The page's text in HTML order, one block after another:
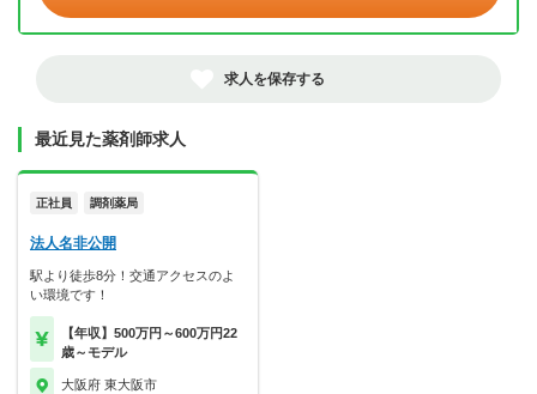
求人を保存する
最近見た薬剤師求人
正社員 調剤薬局
法人名非公開
駅より徒歩8分！交通アクセスのよ
い環境です！
【年収】500万円～600万円22
歳～モデル
大阪府 東大阪市